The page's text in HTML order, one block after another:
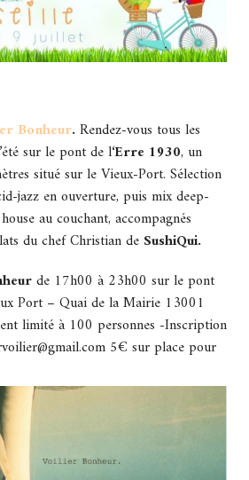
Bonheur. Rendez-vous tous les
sur le pont de l‘Erre 1930, un
situé sur le Vieux-Port. Sélection
jazz en ouverture, puis mix deep-
au couchant, accompagnés
du chef Christian de SushiQui.
de 17h00 à 23h00 sur le pont
Port – Quai de la Mairie 13001
limité à 100 personnes -Inscription
5€ sur place pour